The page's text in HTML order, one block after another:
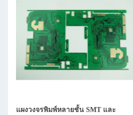
แผงวงจรพิมพ์หลายชั้น SMT และ